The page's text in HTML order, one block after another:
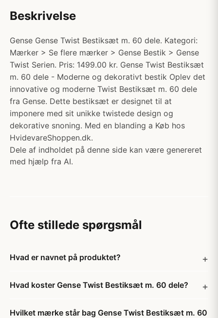
Beskrivelse
Gense Gense Twist Bestiksæt m. 60 dele. Kategori:
Mærker > Se flere mærker > Gense Bestik > Gense
Twist Serien. Pris: 1499.00 kr. Gense Twist Bestiksæt
m. 60 dele - Moderne og dekorativt bestik Oplev det
innovative og moderne Twist Bestiksæt m. 60 dele
fra Gense. Dette bestiksæt er designet til at
imponere med sit unikke twistede design og
dekorative snoning. Med en blanding a Køb hos
HvidevareShoppen.dk.
Dele af indholdet på denne side kan være genereret
med hjælp fra AI.
Ofte stillede spørgsmål
Hvad er navnet på produktet?
Hvad koster Gense Twist Bestiksæt m. 60 dele?
Hvilket mærke står bag Gense Twist Bestiksæt m. 60